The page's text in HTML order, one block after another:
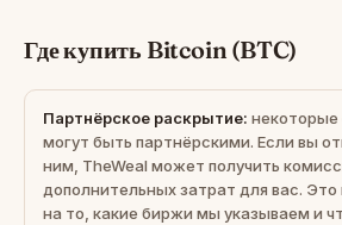
Где купить Bitcoin (BTC)
Партнёрское раскрытие:
могут быть партнёрскими. Если вы
ним, TheWeal может получить
дополнительных затрат для вас. Это
на то, какие биржи мы указываем и